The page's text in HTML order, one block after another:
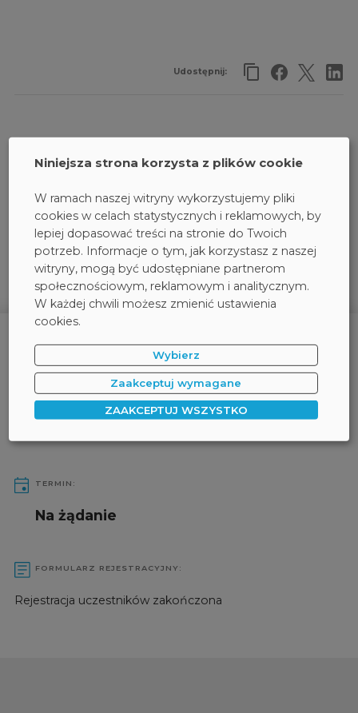
Udostępnij:
PODOBNE WYDARZENIA:
Ataki na e-mail w 2025 - czego nie wiesz, a co
może Cię kosztować miliony?
Bezpieczeństwo aplikacji w 2025 - jakie
zagrożenia musisz znać?
TERMIN:
Na żądanie
FORMULARZ REJESTRACYJNY:
Rejestracja uczestników zakończona
Niniejsza strona korzysta z plików cookie
W ramach naszej witryny wykorzystujemy pliki
cookies w celach statystycznych i reklamowych, by
lepiej dopasować treści na stronie do Twoich
potrzeb. Informacje o tym, jak korzystasz z naszej
witryny, mogą być udostępniane partnerom
społecznościowym, reklamowym i analitycznym.
W każdej chwili możesz zmienić ustawienia
cookies.
Wybierz
Zaakceptuj wymagane
ZAAKCEPTUJ WSZYSTKO